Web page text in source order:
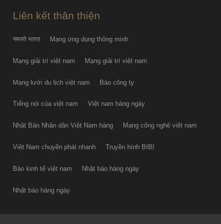
Liên kết thân thiện
नमस्ते भारत Mạng ứng dụng thông minh
Mạng giải trí việt nam Mạng giải trí việt nam
Mạng lưới du lịch việt nam Báo công ty
Tiếng nói của việt nam Việt nam hàng ngày
Nhật Bản Nhân dân Việt Nam hàng Mạng công nghệ việt nam
Việt Nam chuyển phát nhanh Truyền hình BIBI
Báo kinh tế việt nam Nhật báo hàng ngày
Nhật báo hàng ngày